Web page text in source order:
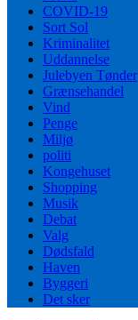
COVID-19
Sort Sol
Kriminalitet
Uddannelse
Julebyen Tønder
Grænsehandel
Vind
Penge
Miljø
politi
Kongehuset
Shopping
Musik
Debat
Valg
Dødsfald
Haven
Byggeri
Det sker